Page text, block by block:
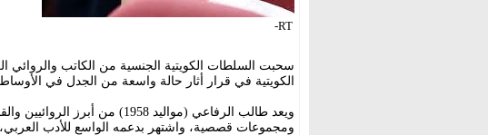
RT-
سحبت السلطات الكويتية الجنسية من الكاتب والروائي
الكويتية في قرار أثار حالة واسعة من الجدل في الأوساط
ويعد طالب الرفاعي (مواليد 1958)
ومجموعات قصصية، واشتهر بدعمه الواسع للأدب